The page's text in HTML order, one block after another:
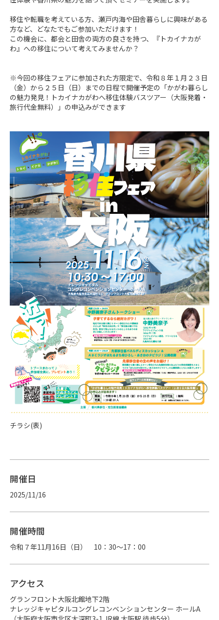
移住や転職を考えている方、瀬戸内海や田舎暮らしに興味がある
方など、どなたでもご参加いただけます！
この機会に、都会と田舎の両方の良さを持つ、『トカイナカが
わ』への移住について考えてみませんか？
※今回の移住フェアに参加された方限定で、令和８年１月２３日
（金）から２５日（日）までの日程で開催予定の「かがわ暮らし
の魅力発見！トカイナカがわへ移住体験バスツアー（大阪発着・
旅行代金無料）」の申込みができます
チラシ(表)
開催日
2025/11/16
開催時間
令和７年11月16日（日）　10：30〜17：00
アクセス
グランフロント大阪北館地下2階
ナレッジキャピタルコングレコンベンションセンター ホールA